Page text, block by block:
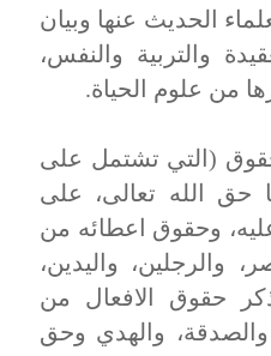
الحديث عنها وبيان
والتربية والنفس،
من علوم الحياة.
(التي تشتمل على
حق الله تعالى، على
وحقوق اعطائه من
والرجلين، واليدين،
حقوق الافعال من
والصدقة، والهدي وحق